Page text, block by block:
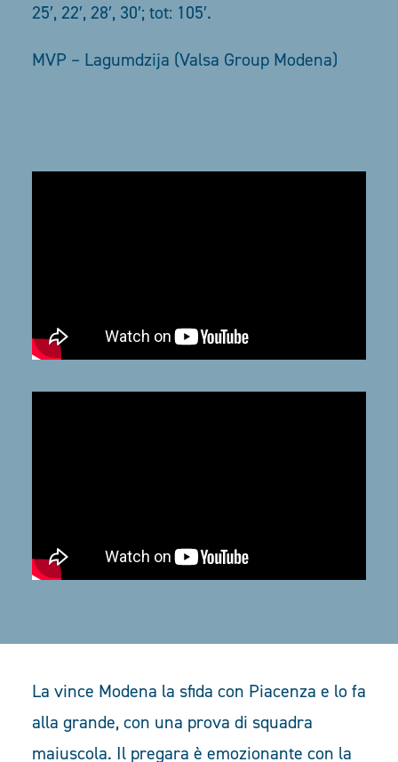
25′, 22′, 28′, 30′; tot: 105′.
MVP – Lagumdzija (Valsa Group Modena)
La vince Modena la sfida con Piacenza e lo fa
alla grande, con una prova di squadra
maiuscola. Il pregara è emozionante con la